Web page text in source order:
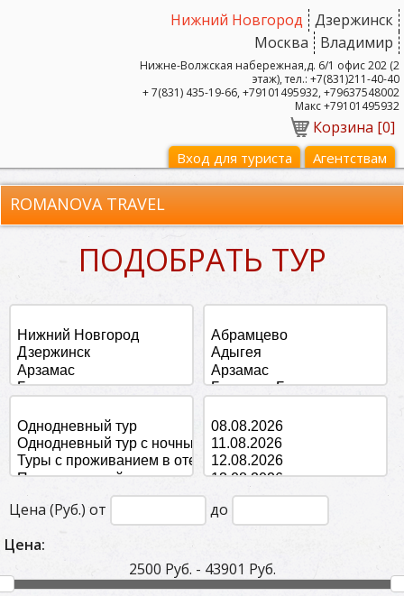
Дзержинск
Нижний Новгород
Владимир
Москва
Нижне-Волжская набережная,д. 6/1 офис 202 (2
этаж), тел.: +7(831)211-40-40
+ 7(831) 435-19-66, +79101495932, +79637548002
Макс +79101495932
Корзина [0]
Вход для туриста Агентствам
ROMANOVA TRAVEL
ПОДОБРАТЬ ТУР
Цена (Руб.) от
до
Цена:
2500 Руб. - 43901 Руб.